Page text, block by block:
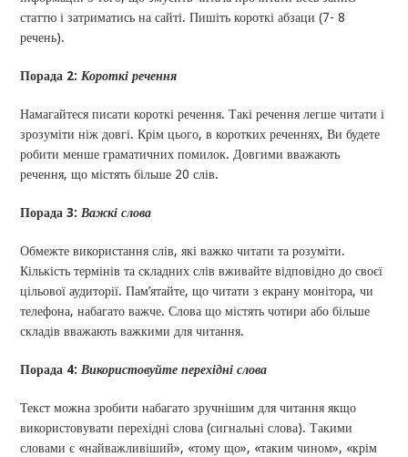
статтю і затриматись на сайті. Пишіть короткі абзаци (7- 8
речень).
Порада 2: Короткі речення
Намагайтеся писати короткі речення. Такі речення легше читати і
зрозуміти ніж довгі. Крім цього, в коротких реченнях, Ви будете
робити менше граматичних помилок. Довгими вважають
речення, що містять більше 20 слів.
Порада 3: Важкі слова
Обмежте використання слів, які важко читати та розуміти.
Кількість термінів та складних слів вживайте відповідно до своєї
цільової аудиторії. Пам’ятайте, що читати з екрану монітора, чи
телефона, набагато важче. Слова що містять чотири або більше
складів вважають важкими для читання.
Порада 4: Використовуйте перехідні слова
Текст можна зробити набагато зручнішим для читання якщо
використовувати перехідні слова (сигнальні слова). Такими
словами є «найважливіший», «тому що», «таким чином», «крім